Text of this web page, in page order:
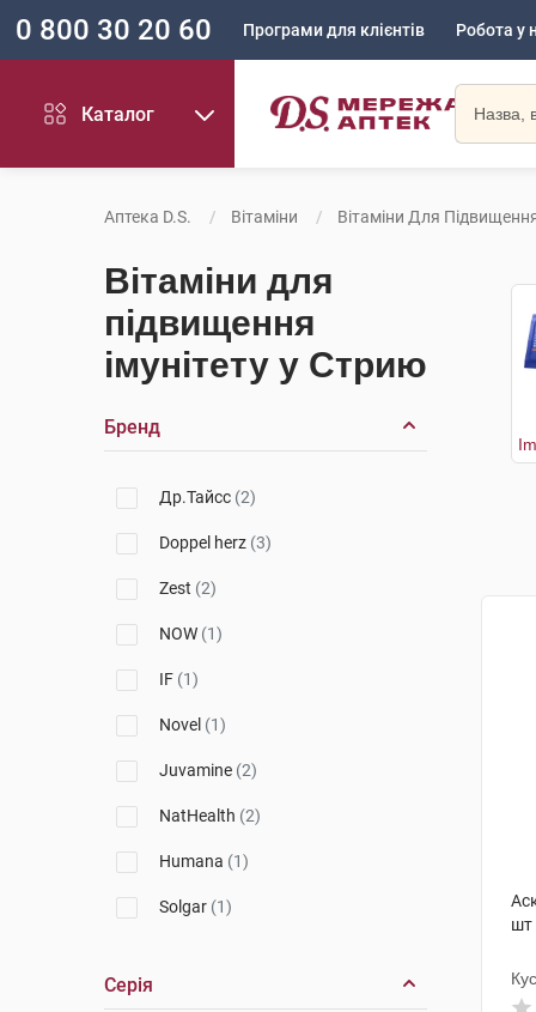
0 800 30 20 60 Програми для клієнтів Робота у
Каталог
Аптека D.S. Вітаміни Вітаміни Для Підвищення
Вітаміни для
підвищення
імунітету у Стрию
Бренд
Др.Тайсс (2)
Doppel herz (3)
Zest (2)
NOW (1)
IF (1)
Novel (1)
Juvamine (2)
NatHealth (2)
Humana (1)
Solgar (1)
Серія
шт